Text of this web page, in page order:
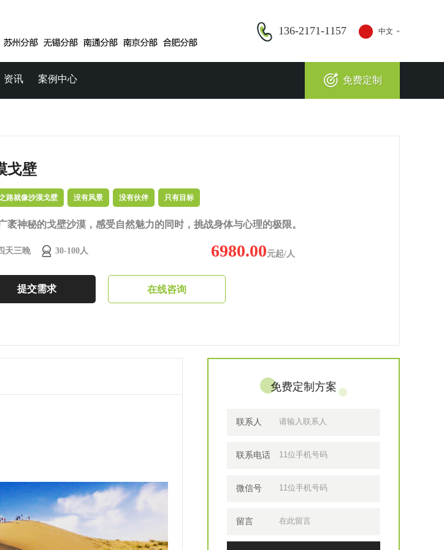
136-2171-1157 中文
资讯 案例中心 免费定制
戈壁
路就像沙漠戈壁 没有风景 没有伙伴 只有目标
袤神秘的戈壁沙漠，感受自然魅力的同时，挑战身体与心理的极限。
天三晚 30-100人 6980.00元起/人
提交需求 在线咨询
免费定制方案
联系人
联系电话
微信号
留言